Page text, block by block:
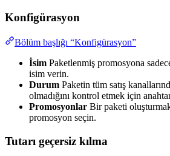
Konfigürasyon
Bölüm başlığı “Konfigürasyon”
İsim Paketlenmiş promosyona
isim verin.
Durum Paketin tüm satış
olmadığını kontrol etmek için
Promosyonlar Bir paketi
promosyon seçin.
Tutarı geçersiz kılma